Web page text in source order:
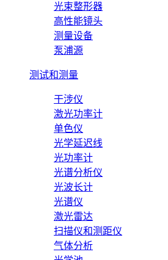
光束整形器
高性能镜头
测量设备
泵浦源
测试和测量
干涉仪
激光功率计
单色仪
光学延迟线
光功率计
光谱分析仪
光波长计
光谱仪
激光雷达
扫描仪和测距仪
气体分析